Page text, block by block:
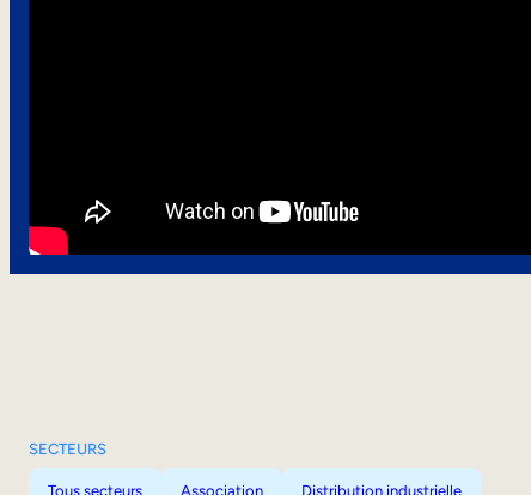
SECTEURS
Tous secteurs Association Distribution industrielle